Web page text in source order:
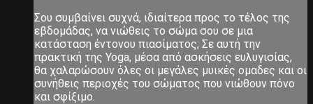
Σου συμβαίνει συχνά, ιδιαίτερα προς το τέλος της
εβδομάδας, να νιώθεις το σώμα σου σε μια
κατάσταση έντονου πιασίματος; Σε αυτή την
πρακτική της Yoga, μέσα από ασκήσεις ευλυγισίας,
θα χαλαρώσουν όλες οι μεγάλες μυικές ομαδες και οι
συνήθεις περιοχές του σώματος που νιώθουν πόνο
και σφίξιμο.